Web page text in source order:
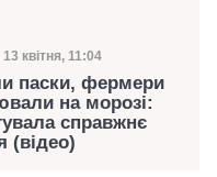
Дата публікації
13 квітня, 11:04
паски, фермери
на морозі:
справжнє
(відео)